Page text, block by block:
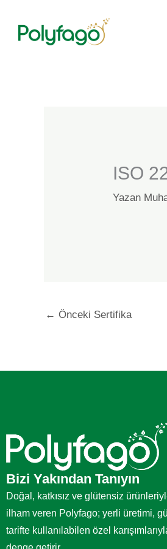
ISO
Yazan
← Önceki Sertifika
Bizi Yakından Tanıyın
Doğal, katkısız ve glütensiz
ilham veren Polyfago; yerli üretimi,
tarifte kullanılabilen özel